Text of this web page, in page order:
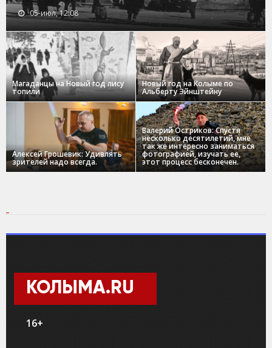
05-июл, 12:08
Магаданцы на Новый год лису
топили
Новый год на Колыме по
Альберту Эйнштейну
Алексей Грошевик: Удивлять
зрителей надо всегда.
Валерий Остриков: Спустя
несколько десятилетий, мне
так же интересно заниматься
фотографией, изучать ее,
этот процесс бесконечен.
КОЛЫМА.RU
16+